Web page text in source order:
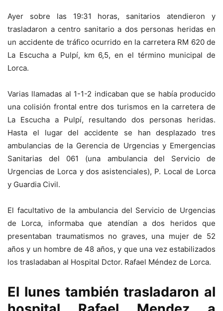
Ayer sobre las 19:31 horas, sanitarios atendieron y
trasladaron a centro sanitario a dos personas heridas en
un accidente de tráfico ocurrido en la carretera RM 620 de
La Escucha a Pulpí, km 6,5, en el término municipal de
Lorca.
Varias llamadas al 1-1-2 indicaban que se había producido
una colisión frontal entre dos turismos en la carretera de
La Escucha a Pulpí, resultando dos personas heridas.
Hasta el lugar del accidente se han desplazado tres
ambulancias de la Gerencia de Urgencias y Emergencias
Sanitarias del 061 (una ambulancia del Servicio de
Urgencias de Lorca y dos asistenciales), P. Local de Lorca
y Guardia Civil.
El facultativo de la ambulancia del Servicio de Urgencias
de Lorca, informaba que atendían a dos heridos que
presentaban traumatismos no graves, una mujer de 52
años y un hombre de 48 años, y que una vez estabilizados
los trasladaban al Hospital Dctor. Rafael Méndez de Lorca.
El lunes también trasladaron al